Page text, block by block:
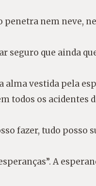
penetra nem neve,
seguro que ainda
alma vestida pela
todos os acidentes
fazer, tudo posso
A